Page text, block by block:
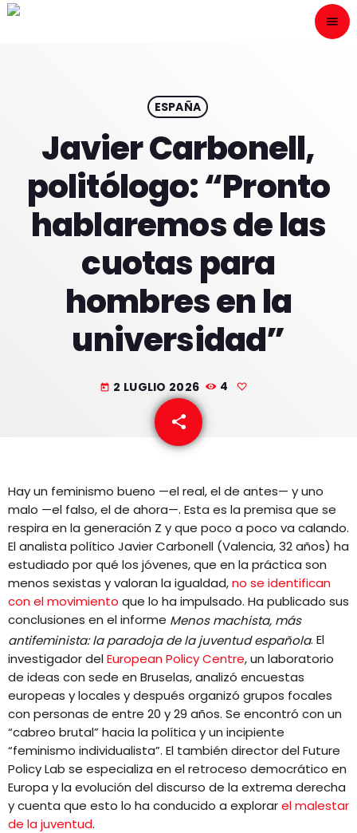
menu
PROGRAMACION
NUESTRAS FRECUENCIAS
ESPAÑA
Javier Carbonell,
politólogo: “Pronto
hablaremos de las
cuotas para
hombres en la
universidad”
today 2 LUGLIO 2026 4
share
email
Hay un feminismo bueno —el real, el de antes— y uno
malo —el falso, el de ahora—. Esta es la premisa que se
respira en la generación Z y que poco a poco va calando.
El analista político Javier Carbonell (Valencia, 32 años) ha
estudiado por qué los jóvenes, que en la práctica son
menos sexistas y valoran la igualdad,no se identifican
con el movimiento que lo ha impulsado. Ha publicado sus
conclusiones en el informe Menos machista, más
antifeminista: la paradoja de la juventud española. El
investigador delEuropean Policy Centre, un laboratorio
de ideas con sede en Bruselas, analizó encuestas
europeas y locales y después organizó grupos focales
con personas de entre 20 y 29 años. Se encontró con un
“cabreo brutal” hacia la política y un incipiente
“feminismo individualista”. El también director del Future
Policy Lab se especializa en el retroceso democrático en
Europa y la evolución del discurso de la extrema derecha
y cuenta que esto lo ha conducido a explorarel malestar
de la juventud.